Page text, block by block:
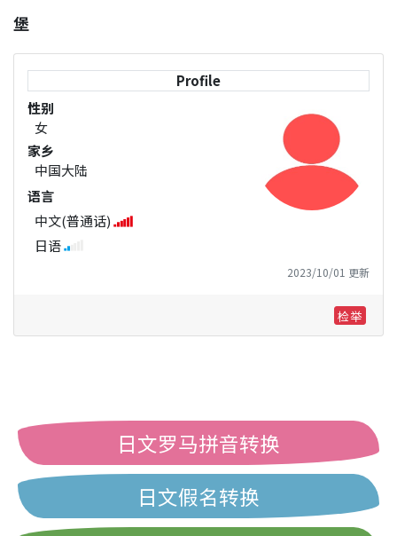
中日汉字互换
堡
Profile
性别
女
家乡
中国大陆
语言
中文(普通话)
日语
2023/10/01 更新
检举
日文罗马拼音转换
日文假名转换